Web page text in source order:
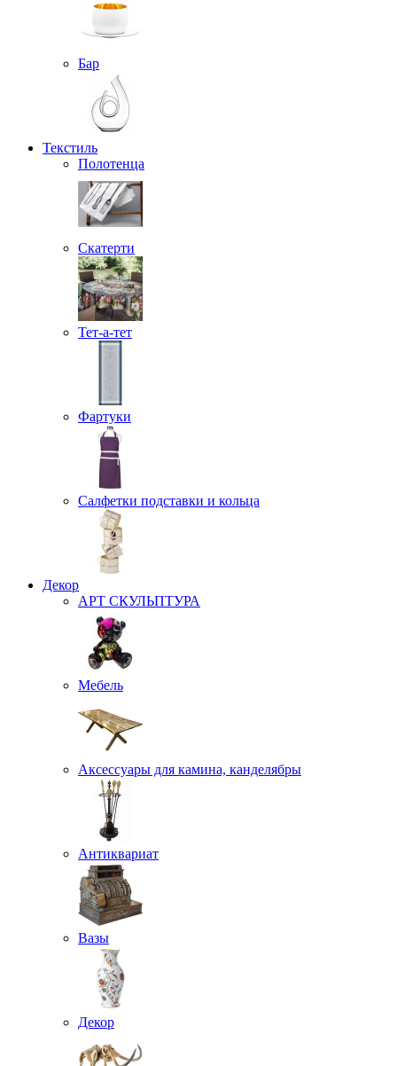
Бар
Текстиль
Полотенца
Скатерти
Тет-а-тет
Фартуки
Салфетки подставки и кольца
Декор
АРТ СКУЛЬПТУРА
Мебель
Аксессуары для камина, канделябры
Антиквариат
Вазы
Декор